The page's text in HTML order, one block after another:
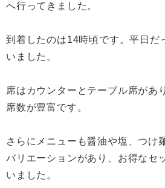
へ行ってきました。
到着したのは14時頃です。平日だ
いました。
席はカウンターとテーブル席があ
席数が豊富です。
さらにメニューも醤油や塩、つけ
バリエーションがあり、お得なセ
いました。